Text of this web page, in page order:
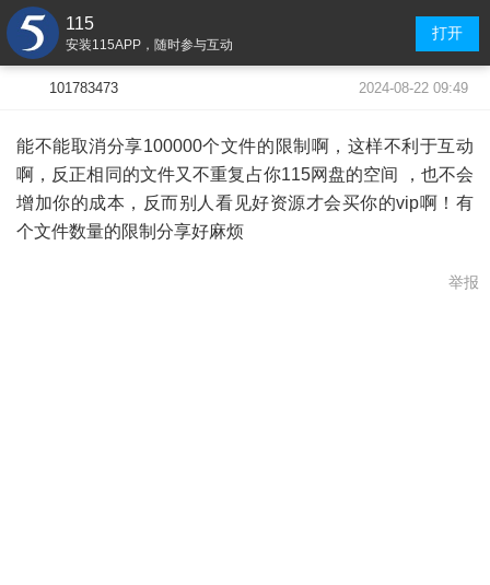
115
安装115APP，随时参与互动
打开
101783473 2024-08-22 09:49
能不能取消分享100000个文件的限制啊，这样不利于互动
啊，反正相同的文件又不重复占你115网盘的空间 ，也不会
增加你的成本，反而别人看见好资源才会买你的vip啊！有
个文件数量的限制分享好麻烦
举报